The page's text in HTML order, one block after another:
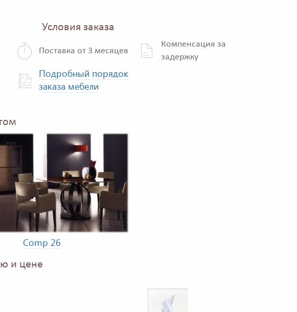
Условия заказа
Поставка от 3 месяцев
Компенсация за
задержку
Подробный порядок
заказа мебели
Comp 26
и цене